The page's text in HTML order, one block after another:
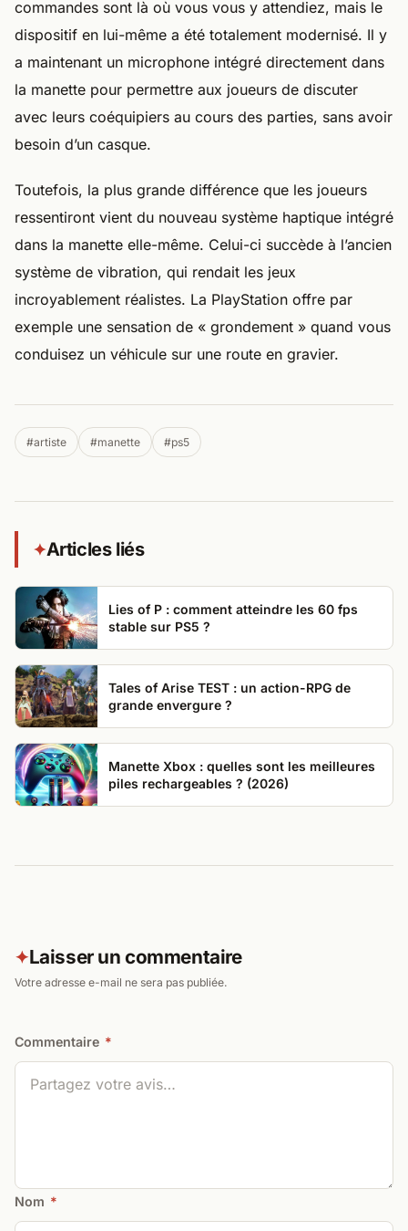
commandes sont là où vous vous y attendiez, mais le
dispositif en lui-même a été totalement modernisé. Il y
a maintenant un microphone intégré directement dans
la manette pour permettre aux joueurs de discuter
avec leurs coéquipiers au cours des parties, sans avoir
besoin d’un casque.
Toutefois, la plus grande différence que les joueurs
ressentiront vient du nouveau système haptique intégré
dans la manette elle-même. Celui-ci succède à l’ancien
système de vibration, qui rendait les jeux
incroyablement réalistes. La PlayStation offre par
exemple une sensation de « grondement » quand vous
conduisez un véhicule sur une route en gravier.
#artiste #manette #ps5
✦Articles liés
Lies of P : comment atteindre les 60 fps
stable sur PS5 ?
Tales of Arise TEST : un action-RPG de
grande envergure ?
Manette Xbox : quelles sont les meilleures
piles rechargeables ? (2026)
✦Laisser un commentaire
Votre adresse e-mail ne sera pas publiée.
Commentaire *
Nom *